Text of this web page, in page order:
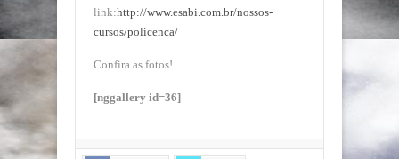
link:http://www.esabi.com.br/nossos-
cursos/policenca/
Confira as fotos!
[nggallery id=36]